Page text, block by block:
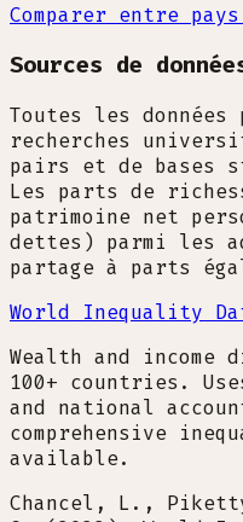
Comparer entre
Sources de
Toutes les données
recherches
pairs et de
Les parts de
patrimoine net
dettes) parmi les
partage à parts
World Inequality
Wealth and
100+ countries.
and national
comprehensive
available.
Chancel, L.,